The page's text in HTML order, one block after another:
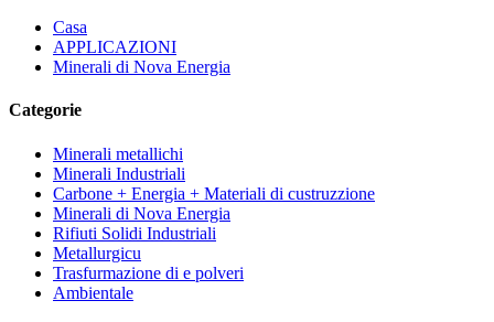
Casa
APPLICAZIONI
Minerali di Nova Energia
Categorie
Minerali metallichi
Minerali Industriali
Carbone + Energia + Materiali di custruzzione
Minerali di Nova Energia
Rifiuti Solidi Industriali
Metallurgicu
Trasfurmazione di e polveri
Ambientale